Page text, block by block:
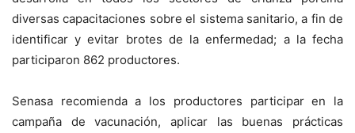
diversas capacitaciones sobre el sistema sanitario, a fin de
identificar y evitar brotes de la enfermedad; a la fecha
participaron 862 productores.
Senasa recomienda a los productores participar en la
campaña de vacunación, aplicar las buenas prácticas